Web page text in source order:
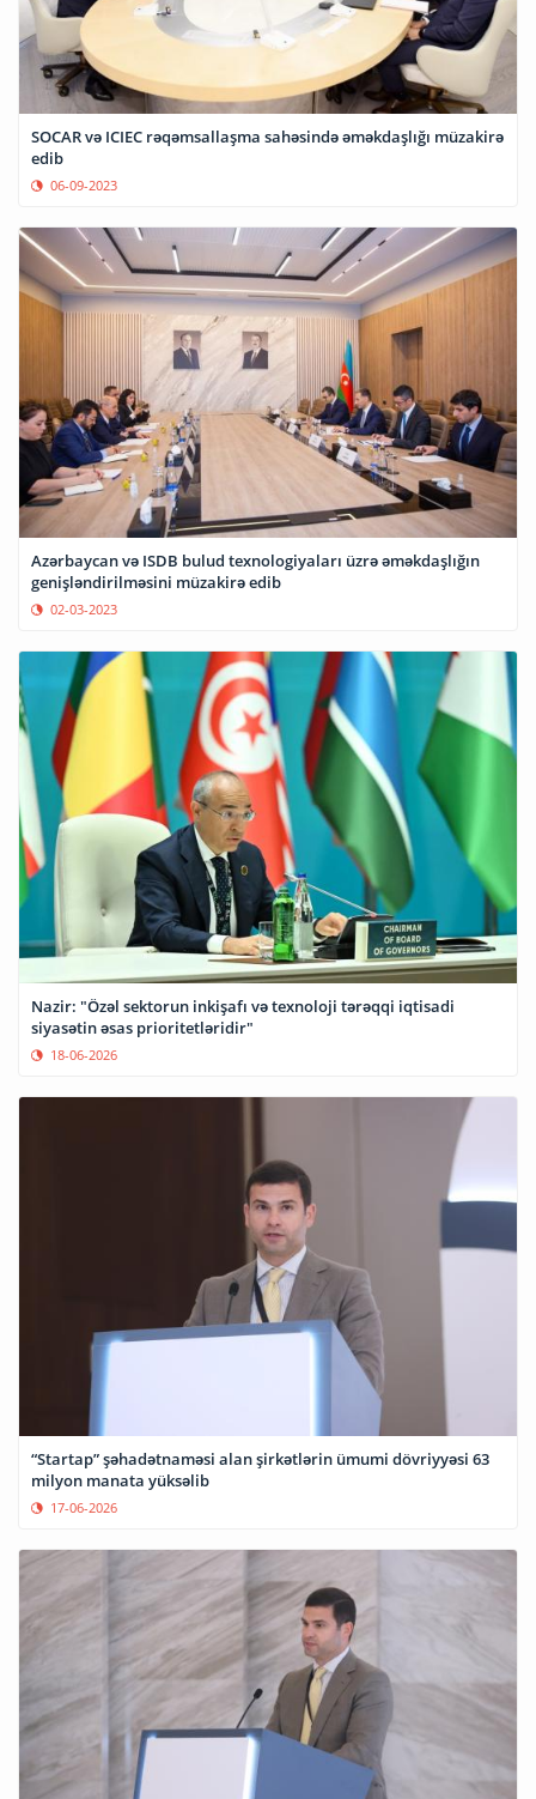
SOCAR və ICIEC rəqəmsallaşma sahəsində əməkdaşlığı müzakirə
edib
06-09-2023
Azərbaycan və ISDB bulud texnologiyaları üzrə əməkdaşlığın
genişləndirilməsini müzakirə edib
02-03-2023
Nazir: "Özəl sektorun inkişafı və texnoloji tərəqqi iqtisadi
siyasətin əsas prioritetləridir"
18-06-2026
“Startap” şəhadətnaməsi alan şirkətlərin ümumi dövriyyəsi 63
milyon manata yüksəlib
17-06-2026